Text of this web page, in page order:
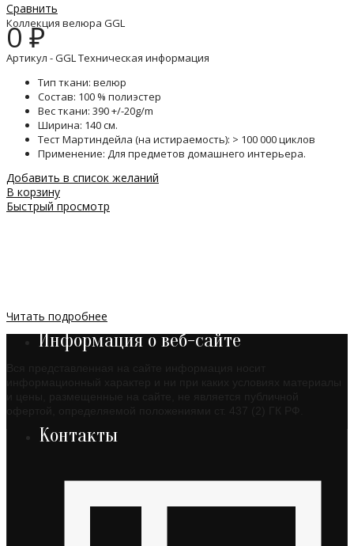
Сравнить
Коллекция велюра GGL
0₽
Артикул - GGL Техническая информация
Тип ткани: велюр
Состав: 100 % полиэстер
Вес ткани: 390 +/-20g/m
Ширина: 140 см.
Тест Мартиндейла (на истираемость): > 100 000 циклов
Применение: Для предметов домашнего интерьера.
Добавить в список желаний
В корзину
Быстрый просмотр
Читать подробнее
Информация о веб-сайте
Контакты